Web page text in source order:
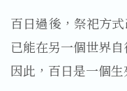
百日過後，祭祀方
已能在另一個世界自
因此，百日是一個